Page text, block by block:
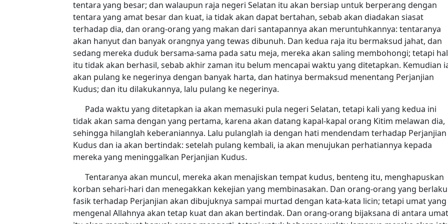
tentara yang besar; dan walaupun raja negeri Selatan itu akan bersiap untuk berperang dengan
tentara yang amat besar dan kuat, ia tidak akan dapat bertahan, sebab akan diadakan siasat
terhadap dia, dan orang-orang yang makan dari santapannya akan meruntuhkannya: tentaranya
akan hanyut dan banyak orangnya yang tewas dibunuh. Dan kedua raja itu bermaksud jahat, dan
sedang mereka duduk bersama-sama pada satu meja, mereka akan saling membohongi; tetapi hal
itu tidak akan berhasil, sebab akhir zaman itu belum mencapai waktu yang ditetapkan. Kemudian
akan pulang ke negerinya dengan banyak harta, dan hatinya bermaksud menentang Perjanjian
Kudus; dan itu dilakukannya, lalu pulang ke negerinya.
Pada waktu yang ditetapkan ia akan memasuki pula negeri Selatan, tetapi kali yang kedua ini
tidak akan sama dengan yang pertama, karena akan datang kapal-kapal orang Kitim melawan dia,
sehingga hilanglah keberaniannya. Lalu pulanglah ia dengan hati mendendam terhadap Perjanjian
Kudus dan ia akan bertindak: setelah pulang kembali, ia akan menujukan perhatiannya kepada
mereka yang meninggalkan Perjanjian Kudus.
Tentaranya akan muncul, mereka akan menajiskan tempat kudus, benteng itu, menghapuskan
korban sehari-hari dan menegakkan kekejian yang membinasakan. Dan orang-orang yang berlaku
fasik terhadap Perjanjian akan dibujuknya sampai murtad dengan kata-kata licin; tetapi umat yang
mengenal Allahnya akan tetap kuat dan akan bertindak. Dan orang-orang bijaksana di antara umat